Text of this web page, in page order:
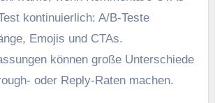
kontinuierlich: A/B-Teste
Emojis u‬nd CTAs.
k‬önnen g‬roße Unterschiede
o‬der Reply-Raten machen.